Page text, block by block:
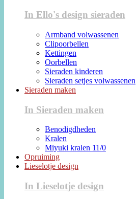
In Ello's design sieraden
Armband volwassenen
Clipoorbellen
Kettingen
Oorbellen
Sieraden kinderen
Sieraden setjes volwassenen
Sieraden maken
In Sieraden maken
Benodigdheden
Kralen
Miyuki kralen 11/0
Opruiming
Lieselotje design
In Lieselotje design